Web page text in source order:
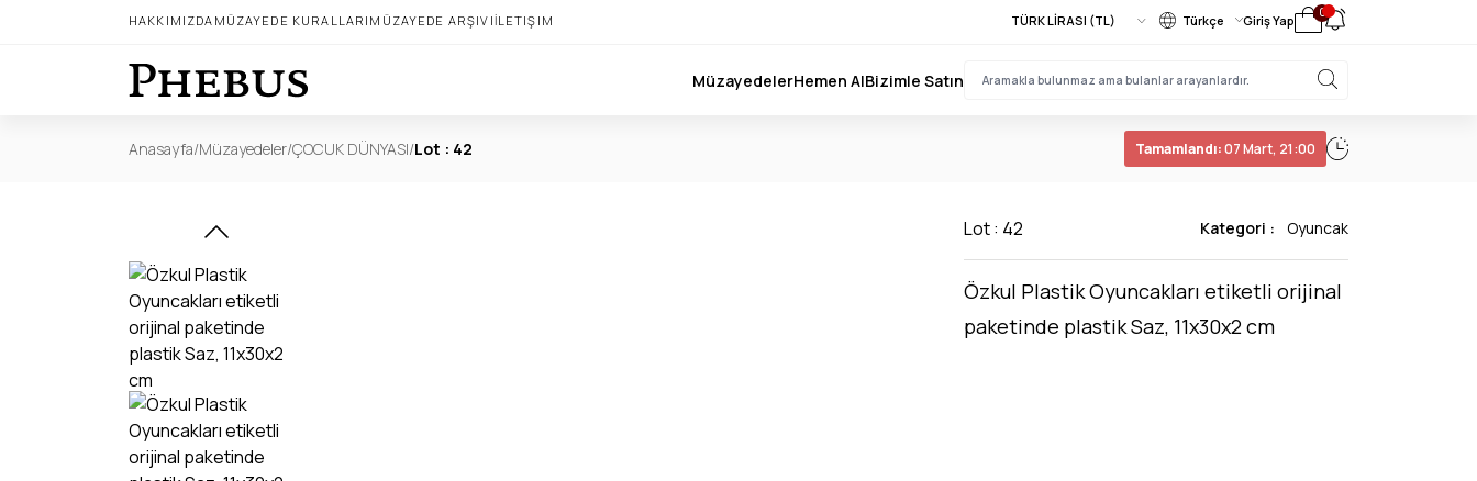
HAKKIMIZDA MÜZAYEDE KURALLARI MÜZAYEDE ARŞIVIİLETIŞIM Türkçe Giriş Yap 0
MüzayedelerHemen AlBizimle Satın
Anasayfa/Müzayedeler/ÇOCUK DÜNYASI/Lot : 42 Tamamlandı:07 Mart, 21:00
Lot : 42 Kategori : Oyuncak
Özkul Plastik Oyuncakları etiketli orijinal
paketinde plastik Saz, 11x30x2 cm